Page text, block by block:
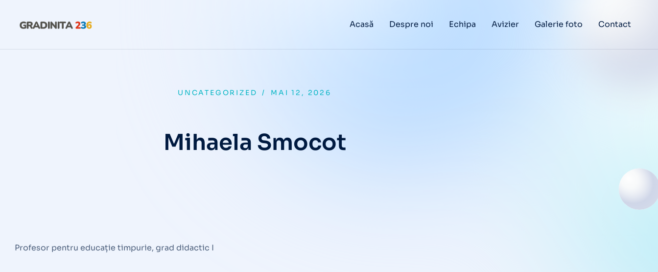
Acasă Despre noi Echipa Avizier Galerie foto Contact
UNCATEGORIZED / MAI 12, 2026
Mihaela Smocot
Profesor pentru educație timpurie, grad didactic I